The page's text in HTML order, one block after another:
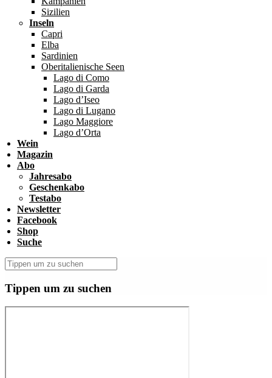
Sizilien
Inseln
Capri
Elba
Sardinien
Oberitalienische Seen
Lago di Como
Lago di Garda
Lago d’Iseo
Lago di Lugano
Lago Maggiore
Lago d’Orta
Wein
Magazin
Abo
Jahresabo
Geschenkabo
Testabo
Newsletter
Facebook
Shop
Suche
Tippen um zu suchen